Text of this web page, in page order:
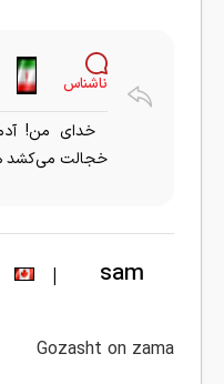
ناشناس
خدای من!
خجالت می‌کشد
sam
|
Gozasht on zama